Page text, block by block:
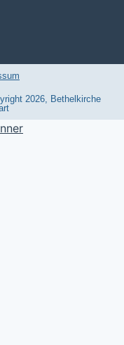
2026, Bethelkirche